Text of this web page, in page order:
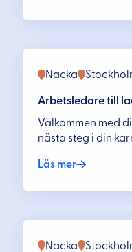
Nacka
Arbetsledare till
Välkommen med
nästa steg i din
Läs mer
Nacka